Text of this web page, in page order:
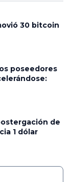
30 bitcoin
poseedores
de
1 dólar